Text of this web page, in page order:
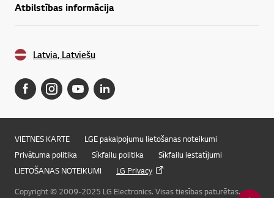
Atbilstības informācija
Latvia, Latviešu
VIETNES KARTE
LGE pakalpojumu lietošanas noteikumi
Privātuma politika
Sīkfailu politika
Sīkfailu iestatījumi
LIETOŠANAS NOTEIKUMI
LG Privacy
Copyright © 2009-2025 LG Electronics. Visas tiesības paturētas.